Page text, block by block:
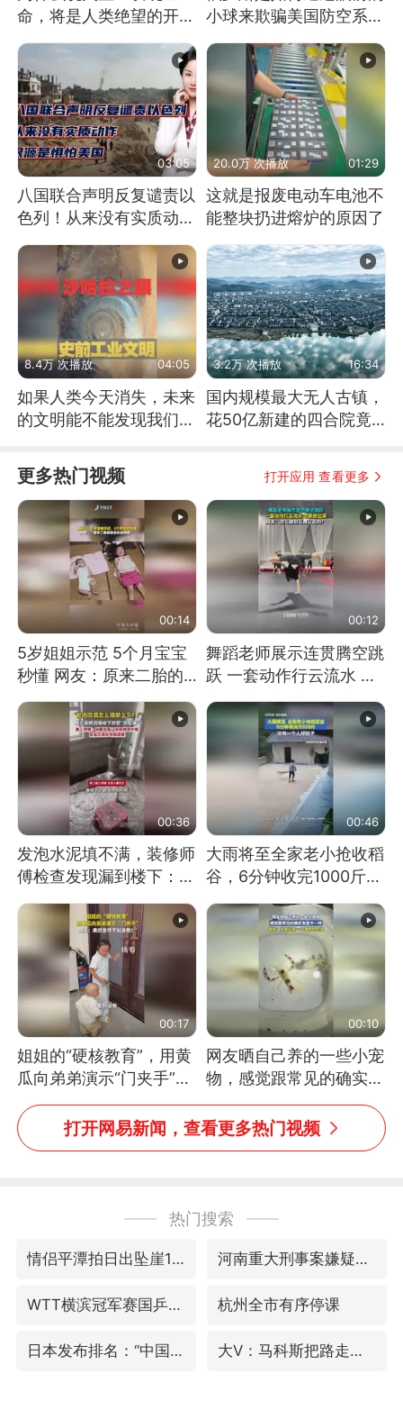
命，将是人类绝望的开
始？
小球来欺骗美国防空系统
的
03:05
八国联合声明反复谴责以
色列！从来没有实质动
20.0万 次播放 01:29
这就是报废电动车电池不
能整块扔进熔炉的原因了
8.4万 次播放 04:05
如果人类今天消失，未来
的文明能不能发现我们存
3.2万 次播放 16:34
国内规模最大无人古镇，
花50亿新建的四合院竟
更多热门视频 打开应用 查看更多
00:14
5岁姐姐示范 5个月宝宝
秒懂 网友：原来二胎的
快乐长这样
00:12
舞蹈老师展示连贯腾空跳
跃 一套动作行云流水 节
奏感拉满 网友：怎么做
到又舞又武的？
00:36
发泡水泥填不满，装修师
傅检查发现漏到楼下：出
风口未延伸到外墙
00:46
大雨将至全家老小抢收稻
谷，6分钟收完1000斤，
没有一个人掉链子
00:17
姐姐的“硬核教育”，用黄
瓜向弟弟演示“门夹手”，
网友：果然言传不如身
教！
00:10
网友晒自己养的一些小宠
物，感觉跟常见的确实有
些不一样
打开网易新闻，查看更多热门视频
热门搜索
情侣平潭拍日出坠崖1死1伤 河南重大刑事案嫌疑人落网
WTT横滨冠军赛国乒女单三将晋级四强 杭州全市有序停课
日本发布排名：“中国第一，美日德韩英法居后” 大V：马科斯把路走绝了